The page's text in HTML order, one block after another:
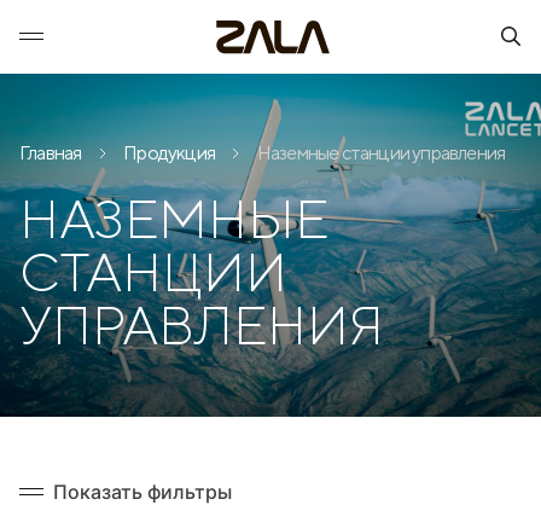
Главная Продукция Наземные станции управления
НАЗЕМНЫЕ
СТАНЦИИ
УПРАВЛЕНИЯ
Показать фильтры